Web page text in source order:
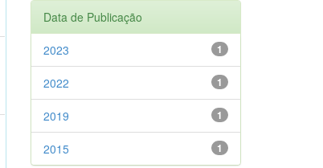
Data de Publicação
1
2023
1
2022
1
2019
1
2015